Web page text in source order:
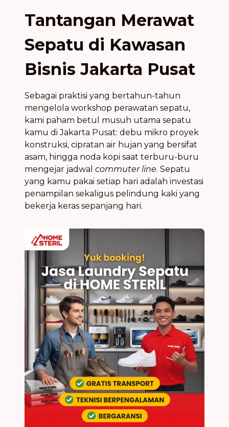
Tantangan Merawat
Sepatu di Kawasan
Bisnis Jakarta Pusat
Sebagai praktisi yang bertahun-tahun
mengelola workshop perawatan sepatu,
kami paham betul musuh utama sepatu
kamu di Jakarta Pusat: debu mikro proyek
konstruksi, cipratan air hujan yang bersifat
asam, hingga noda kopi saat terburu-buru
mengejar jadwal commuter line. Sepatu
yang kamu pakai setiap hari adalah investasi
penampilan sekaligus pelindung kaki yang
bekerja keras sepanjang hari.